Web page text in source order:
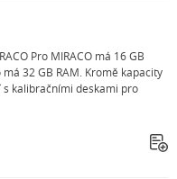
Pro MIRACO má 16 GB
má 32 GB RAM. Kromě kapacity
s kalibračními deskami pro